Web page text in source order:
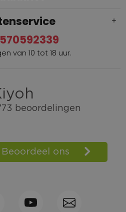
€ 100,=
ook mogelijk
van 10 tot 18 uur.